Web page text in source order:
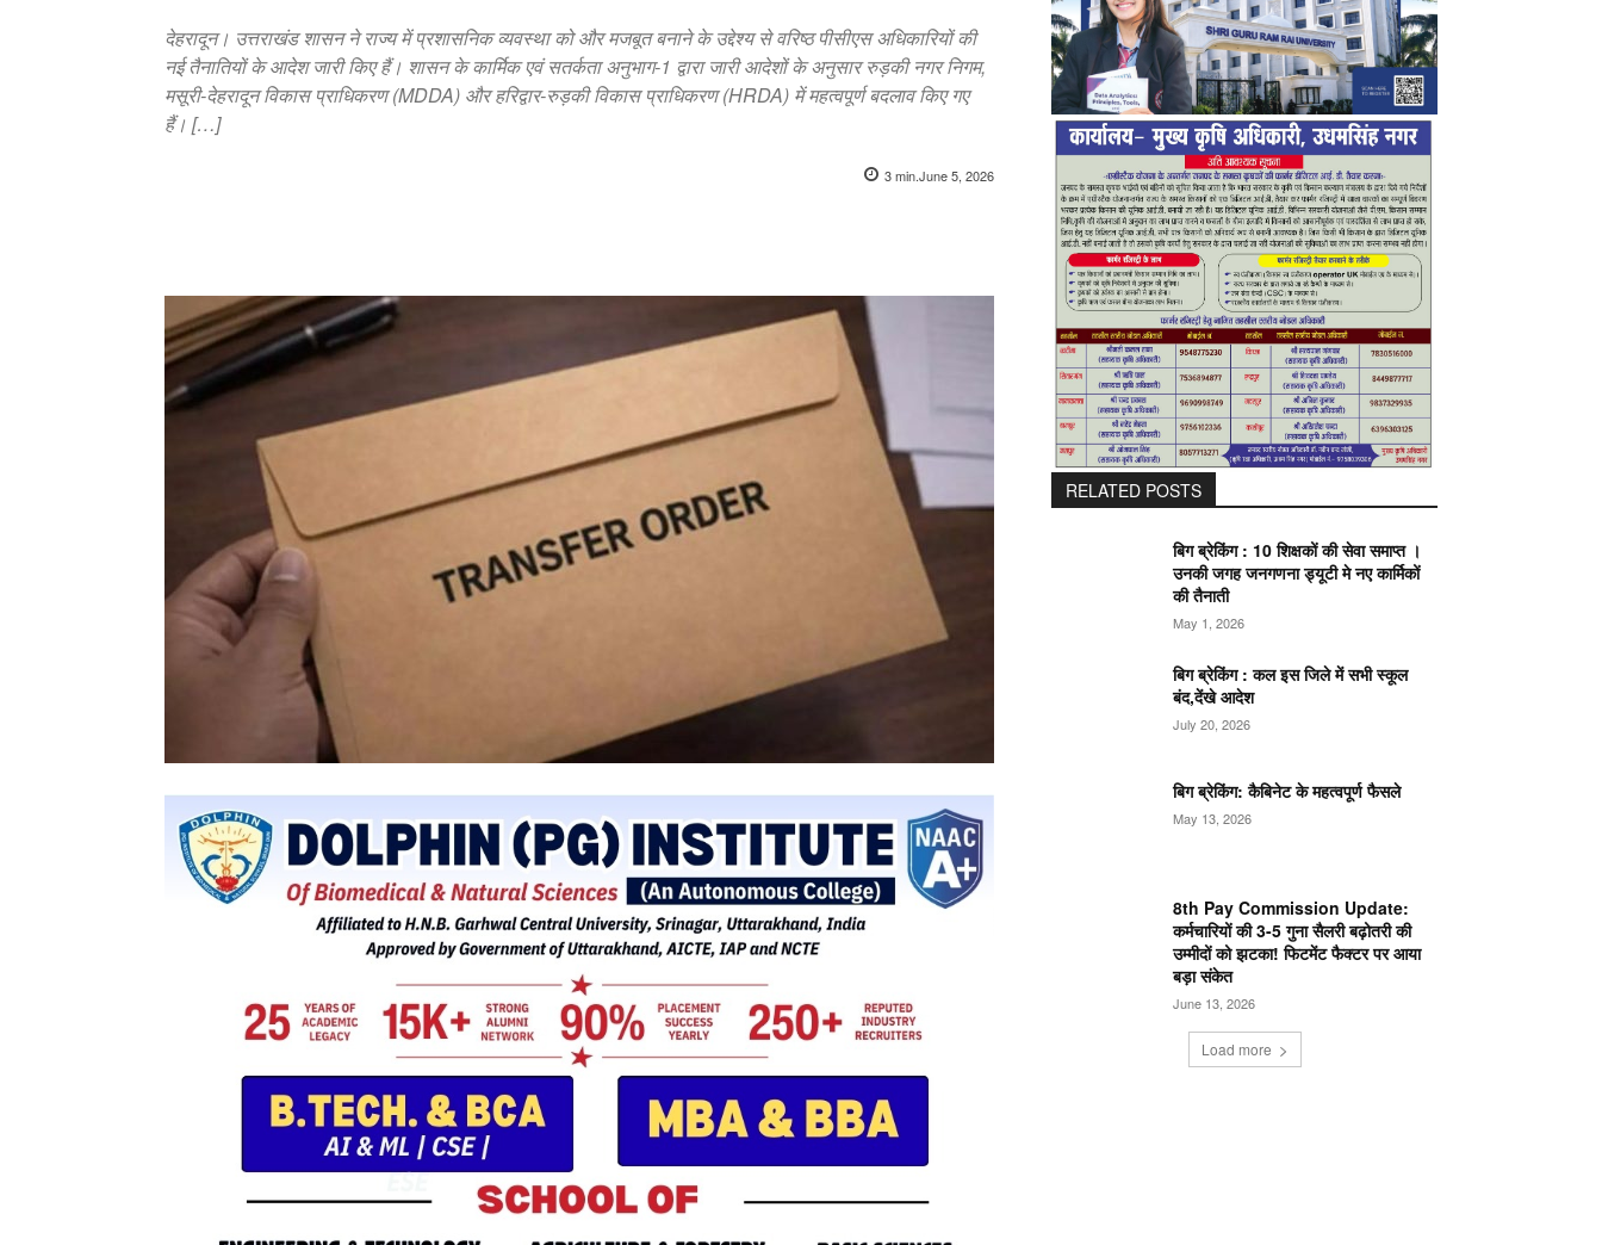
देहरादून। उत्तराखंड शासन ने राज्य में प्रशासनिक व्यवस्था को और मजबूत बनाने के उद्देश्य से वरिष्ठ पीसीएस अधिकारियों की
नई तैनातियों के आदेश जारी किए हैं। शासन के कार्मिक एवं सतर्कता अनुभाग-1 द्वारा जारी आदेशों के अनुसार रुड़की नगर निगम,
मसूरी-देहरादून विकास प्राधिकरण (MDDA) और हरिद्वार-रुड़की विकास प्राधिकरण (HRDA) में महत्वपूर्ण बदलाव किए गए
हैं। […]
3min.June 5, 2026
RELATED POSTS
बिग ब्रेकिंग : 10 शिक्षकों की सेवा समाप्त ।
उनकी जगह जनगणना ड्यूटी मे नए कार्मिकों
की तैनाती
May 1, 2026
बिग ब्रेकिंग : कल इस जिले में सभी स्कूल
बंद,देंखे आदेश
July 20, 2026
बिग ब्रेकिंग: कैबिनेट के महत्वपूर्ण फैसले
May 13, 2026
8th Pay Commission Update:
कर्मचारियों की 3-5 गुना सैलरी बढ़ोतरी की
उम्मीदों को झटका! फिटमेंट फैक्टर पर आया
बड़ा संकेत
June 13, 2026
Load more